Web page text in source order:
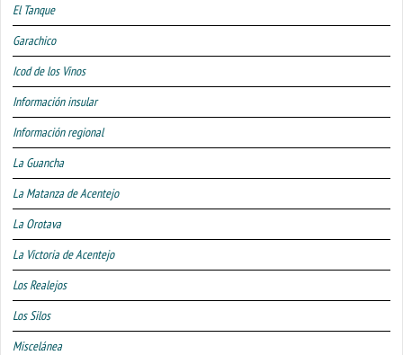
El Tanque
Garachico
Icod de los Vinos
Información insular
Información regional
La Guancha
La Matanza de Acentejo
La Orotava
La Victoria de Acentejo
Los Realejos
Los Silos
Miscelánea